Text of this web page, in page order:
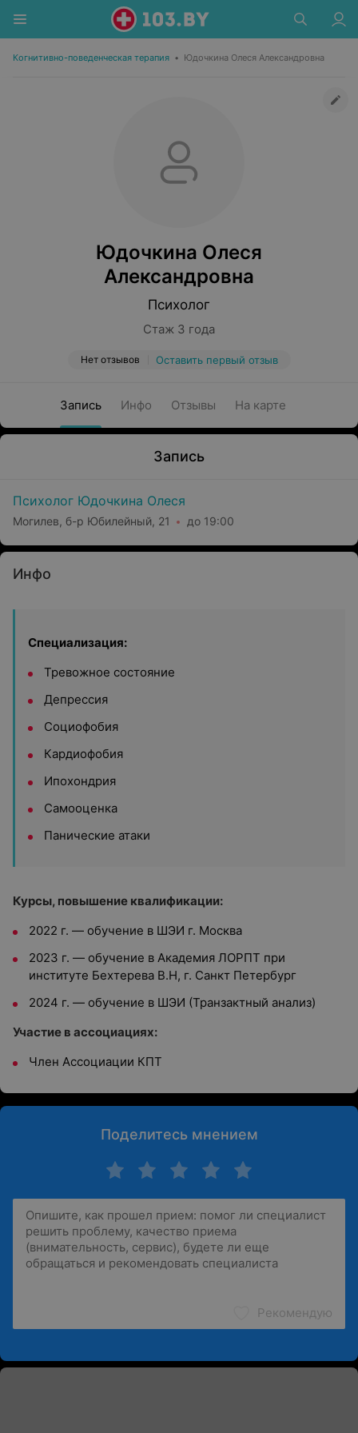
Когнитивно-поведенческая терапия • Юдочкина Олеся Александровна
Юдочкина Олеся
Александровна
Психолог
Стаж 3 года
Нет отзывов Оставить первый отзыв
Запись Инфо Отзывы На карте
Запись
Психолог Юдочкина Олеся
Могилев, б-р Юбилейный, 21 до 19:00
Инфо
Специализация:
Тревожное состояние
Депрессия
Социофобия
Кардиофобия
Ипохондрия
Самооценка
Панические атаки
Курсы, повышение квалификации:
2022 г. — обучение в ШЭИ г. Москва
2023 г. — обучение в Академия ЛОРПТ при
институте Бехтерева В.Н, г. Санкт Петербург
2024 г. — обучение в ШЭИ (Транзактный анализ)
Участие в ассоциациях:
Член Ассоциации КПТ
Поделитесь мнением
Рекомендую